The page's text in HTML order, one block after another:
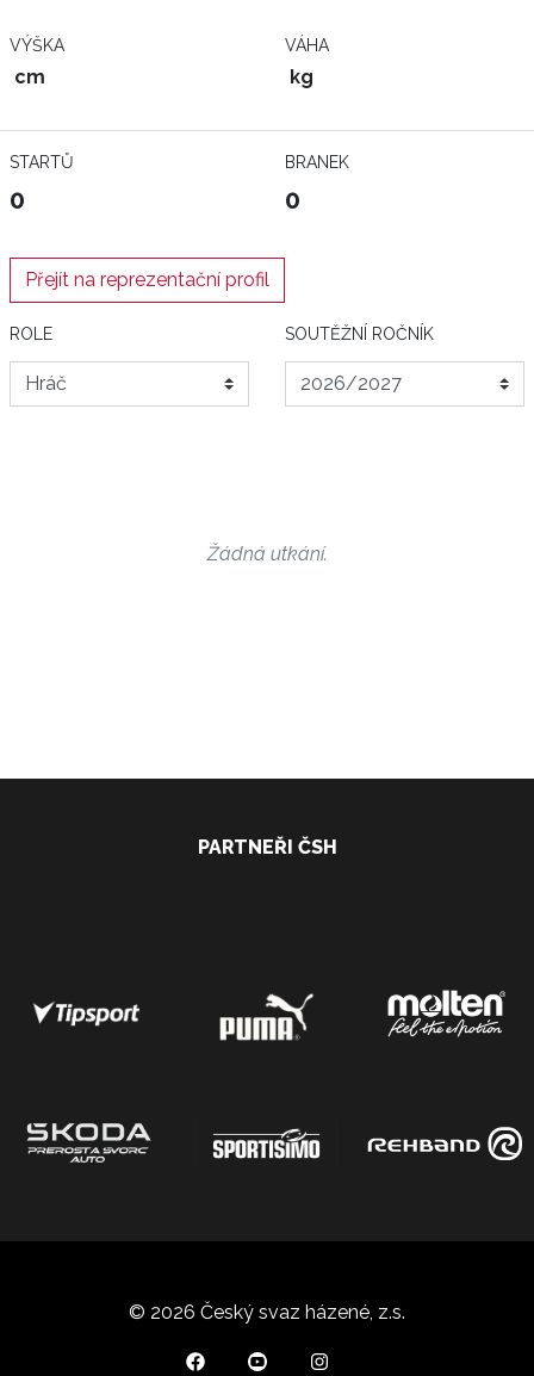
VÝŠKA
cm
VÁHA
kg
STARTŮ
0
BRANEK
0
Přejít na reprezentační profil
ROLE SOUTĚŽNÍ ROČNÍK
Žádná utkání.
PARTNEŘI ČSH
© 2026 Český svaz házené, z.s.